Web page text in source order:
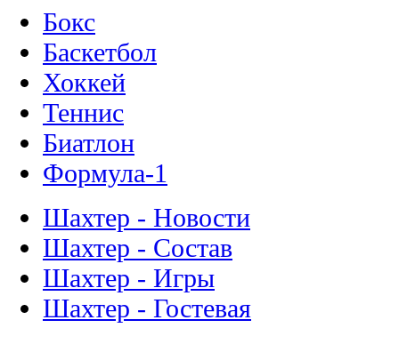
Бокс
Баскетбол
Хоккей
Теннис
Биатлон
Формула-1
Шахтер - Новости
Шахтер - Состав
Шахтер - Игры
Шахтер - Гостевая